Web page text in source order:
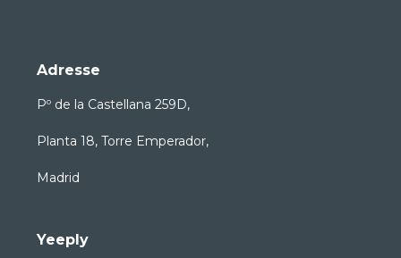
Adresse
Pº de la Castellana 259D,
Planta 18, Torre Emperador,
Madrid
Yeeply